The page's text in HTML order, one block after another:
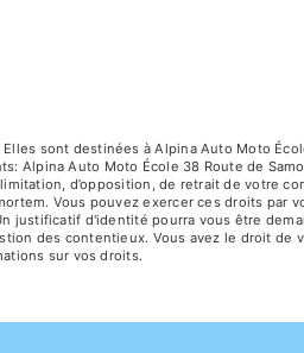
sont destinées à Alpina Auto Moto
Alpina Auto Moto École 38 Route de
d’opposition, de retrait de votre
Vous pouvez exercer ces droits par
justificatif d'identité pourra vous être
des contentieux. Vous avez le droit de
sur vos droits.